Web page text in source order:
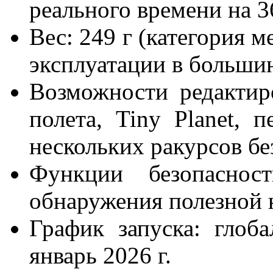
реального времени на
Вес: 249 г (категория
эксплуатации в
Возможности
полета, Tiny Planet,
нескольких ракурсов
Функции
обнаружения полезной
График запуска:
январь 2026 г.